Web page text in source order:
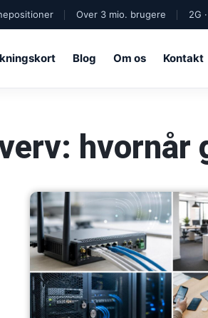
Over 3 mio. brugere 2G
Blog Om os Kontakt